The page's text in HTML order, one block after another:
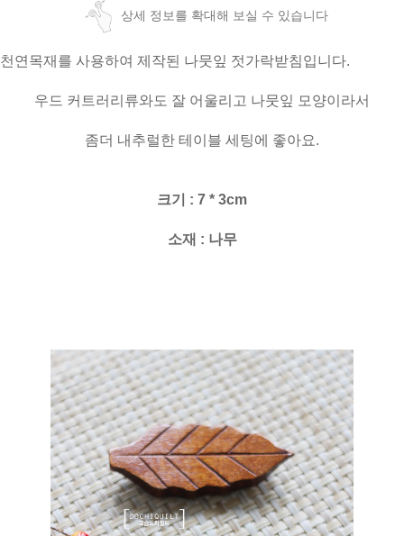
상세 정보를 확대해 보실 수 있습니다
천연목재를 사용하여 제작된 나뭇잎 젓가락받침입니다.
우드 커트러리류와도 잘 어울리고 나뭇잎 모양이라서
좀더 내추럴한 테이블 세팅에 좋아요.
크기 : 7 * 3cm
소재 : 나무